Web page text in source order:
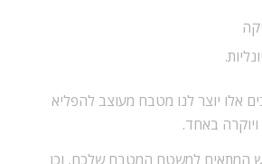
אלו יוצר לנו מטבח מעוצב להפליא
באחד.
המתאים למשטח המטבח שלכם, וכן